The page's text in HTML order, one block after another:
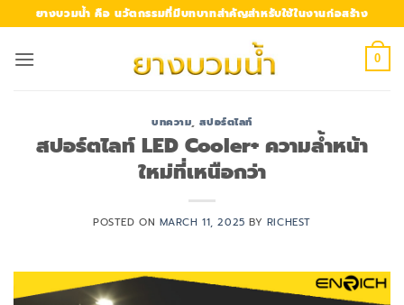
to
content
ยางบวมน้ำ คือ นวัตกรรมที่มีบทบาทสำคัญสำหรับใช้ในงานก่อสร้าง
0
บทความ, สปอร์ตไลท์
สปอร์ตไลท์ LED Cooler+ ความล้ำหน้า
ใหม่ที่เหนือกว่า
POSTED ON MARCH 11, 2025 BY RICHEST